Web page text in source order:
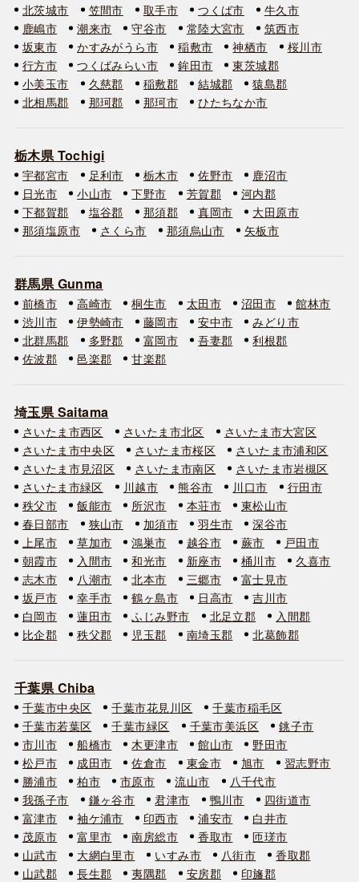
北茨城市
笠間市 取手市 つくば市
牛久市
鹿嶋市
潮来市 守谷市 常陸大宮市
筑西市
坂東市
かすみがうら市 稲敷市 神栖市
桜川市
行方市
つくばみらい市 鉾田市
東茨城郡
小美玉市
久慈郡 稲敷郡 結城郡
猿島郡
北相馬郡
那珂郡 那珂市 ひたちなか市
栃木県 Tochigi
宇都宮市 足利市 栃木市 佐野市
鹿沼市
日光市
小山市 下野市 芳賀郡
河内郡
下都賀郡
塩谷郡 那須郡 真岡市
大田原市
那須塩原市
さくら市 那須烏山市 矢板市
群馬県 Gunma
前橋市 高崎市 桐生市 太田市 沼田市
館林市
渋川市
伊勢崎市 藤岡市 安中市
みどり市
北群馬郡
多野郡 富岡市 吾妻郡
利根郡
佐波郡
邑楽郡 甘楽郡
埼玉県 Saitama
さいたま市西区 さいたま市北区
さいたま市大宮区
さいたま市中央区
さいたま市桜区
さいたま市浦和区
さいたま市見沼区
さいたま市南区
さいたま市岩槻区
さいたま市緑区
川越市 熊谷市 川口市
行田市
秩父市
飯能市 所沢市 本荘市
東松山市
春日部市
狭山市 加須市 羽生市
深谷市
上尾市
草加市 鴻巣市 越谷市 蕨市
戸田市
朝霞市
入間市 和光市 新座市 桶川市
久喜市
志木市
八潮市 北本市 三郷市
富士見市
坂戸市
幸手市 鶴ヶ島市 日高市
吉川市
白岡市
蓮田市 ふじみ野市 北足立郡
入間郡
比企郡
秩父郡 児玉郡 南埼玉郡 北葛飾郡
千葉県 Chiba
千葉市中央区 千葉市花見川区
千葉市稲毛区
千葉市若葉区
千葉市緑区 千葉市美浜区
銚子市
市川市
船橋市 木更津市 館山市
野田市
松戸市
成田市 佐倉市 東金市 旭市
習志野市
勝浦市
柏市 市原市 流山市
八千代市
我孫子市
鎌ヶ谷市 君津市 鴨川市
四街道市
富津市
袖ケ浦市 印西市 浦安市
白井市
茂原市
富里市 南房総市 香取市
匝瑳市
山武市
大網白里市 いすみ市 八街市
香取郡
山武郡
長生郡 夷隅郡 安房郡 印旛郡